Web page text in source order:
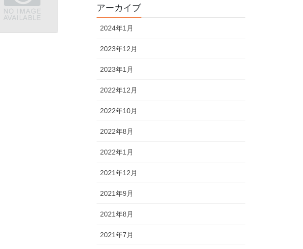
アーカイブ
2024年1月
2023年12月
2023年1月
2022年12月
2022年10月
2022年8月
2022年1月
2021年12月
2021年9月
2021年8月
2021年7月